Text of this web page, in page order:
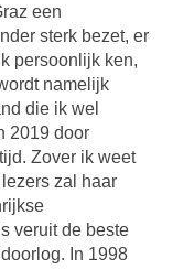
een
sterk bezet, er
persoonlijk ken,
namelijk
die ik wel
2019 door
Zover ik weet
zal haar
veruit de beste
In 1998